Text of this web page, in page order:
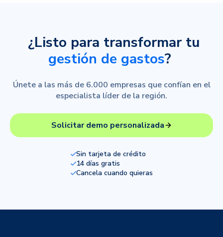
¿Listo para transformar tu
gestión de gastos?
Únete a las más de 6.000 empresas que confían en el
especialista líder de la región.
Solicitar demo personalizada
Sin tarjeta de crédito
14 días gratis
Cancela cuando quieras